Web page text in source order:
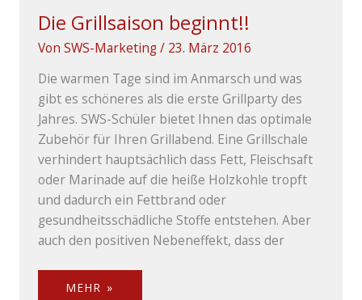
Die Grillsaison beginnt!!
VonSWS-Marketing/ 23. März 2016
Die warmen Tage sind im Anmarsch und was
gibt es schöneres als die erste Grillparty des
Jahres. SWS-Schüler bietet Ihnen das optimale
Zubehör für Ihren Grillabend. Eine Grillschale
verhindert hauptsächlich dass Fett, Fleischsaft
oder Marinade auf die heiße Holzkohle tropft
und dadurch ein Fettbrand oder
gesundheitsschädliche Stoffe entstehen. Aber
auch den positiven Nebeneffekt, dass der
MEHR »